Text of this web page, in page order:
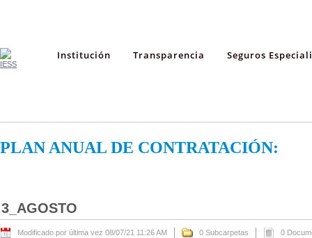
Institución Transparencia Seguros
PLAN ANUAL DE CONTRATACIÓN:
3_AGOSTO
Modificado por última vez 08/07/21 11:26 AM 0 Subcarpetas 0